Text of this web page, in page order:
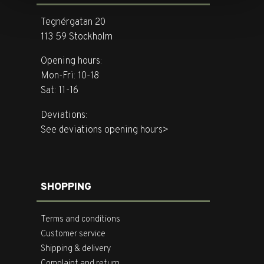
Tegnérgatan 20
113 59 Stockholm
Opening hours:
Mon-Fri: 10-18
Sat: 11-16
Deviations:
See deviations opening hours>
SHOPPING
Terms and conditions
Customer service
Shipping & delivery